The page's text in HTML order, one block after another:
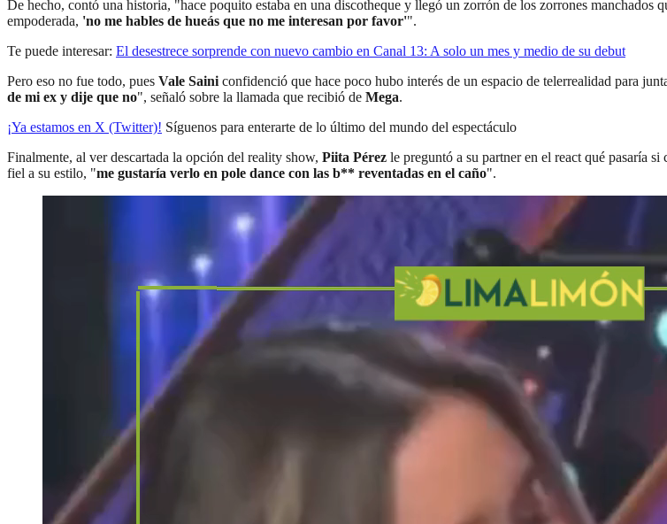
De hecho, contó una historia, "hace poquito estaba en una discotheque y llegó un zorrón de los zorrones manchados
empoderada, 'no me hables de hueás que no me interesan por favor'".
Te puede interesar: El desestrece sorprende con nuevo cambio en Canal 13: A solo un mes y medio de su debut
Pero eso no fue todo, pues Vale Saini confidenció que hace poco hubo interés de un espacio de telerrealidad para
de mi ex y dije que no", señaló sobre la llamada que recibió de Mega.
¡Ya estamos en X (Twitter)! Síguenos para enterarte de lo último del mundo del espectáculo
Finalmente, al ver descartada la opción del reality show, Piita Pérez le preguntó a su partner en el react qué pasaría
fiel a su estilo, "me gustaría verlo en pole dance con las b** reventadas en el caño".